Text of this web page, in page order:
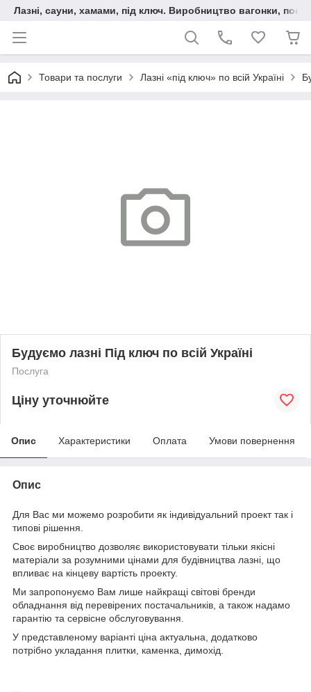
Лазні, сауни, хамами, під ключ. Виробництво вагонки,
Товари та послуги Лазні «під ключ» по всій Україні
Будуємо лазні Під ключ по всій Україні
Послуга
Ціну уточнюйте
Опис Характеристики Оплата Умови повернення
Опис
Для Вас ми можемо розробити як індивідуальний проект так і
типові рішення.
Своє виробництво дозволяє використовувати тільки якісні
матеріали за розумними цінами для будівництва лазні, що
впливає на кінцеву вартість проекту.
Ми запропонуємо Вам лише найкращі світові бренди
обладнання від перевірених постачальників, а також надамо
гарантію та сервісне обслуговування.
У представленому варіанті ціна актуальна, додатково
потрібно укладання плитки, каменка, димохід.